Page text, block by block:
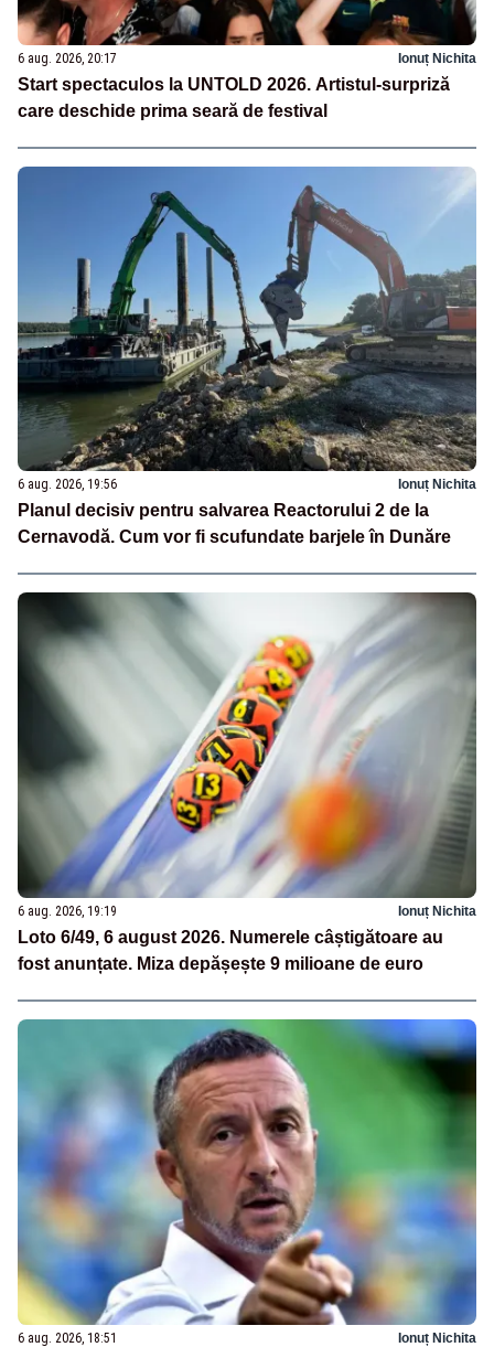
6 aug. 2026, 20:17 Ionuț Nichita
Start spectaculos la UNTOLD 2026. Artistul-surpriză
care deschide prima seară de festival
6 aug. 2026, 19:56 Ionuț Nichita
Planul decisiv pentru salvarea Reactorului 2 de la
Cernavodă. Cum vor fi scufundate barjele în Dunăre
6 aug. 2026, 19:19 Ionuț Nichita
Loto 6/49, 6 august 2026. Numerele câștigătoare au
fost anunțate. Miza depășește 9 milioane de euro
6 aug. 2026, 18:51 Ionuț Nichita